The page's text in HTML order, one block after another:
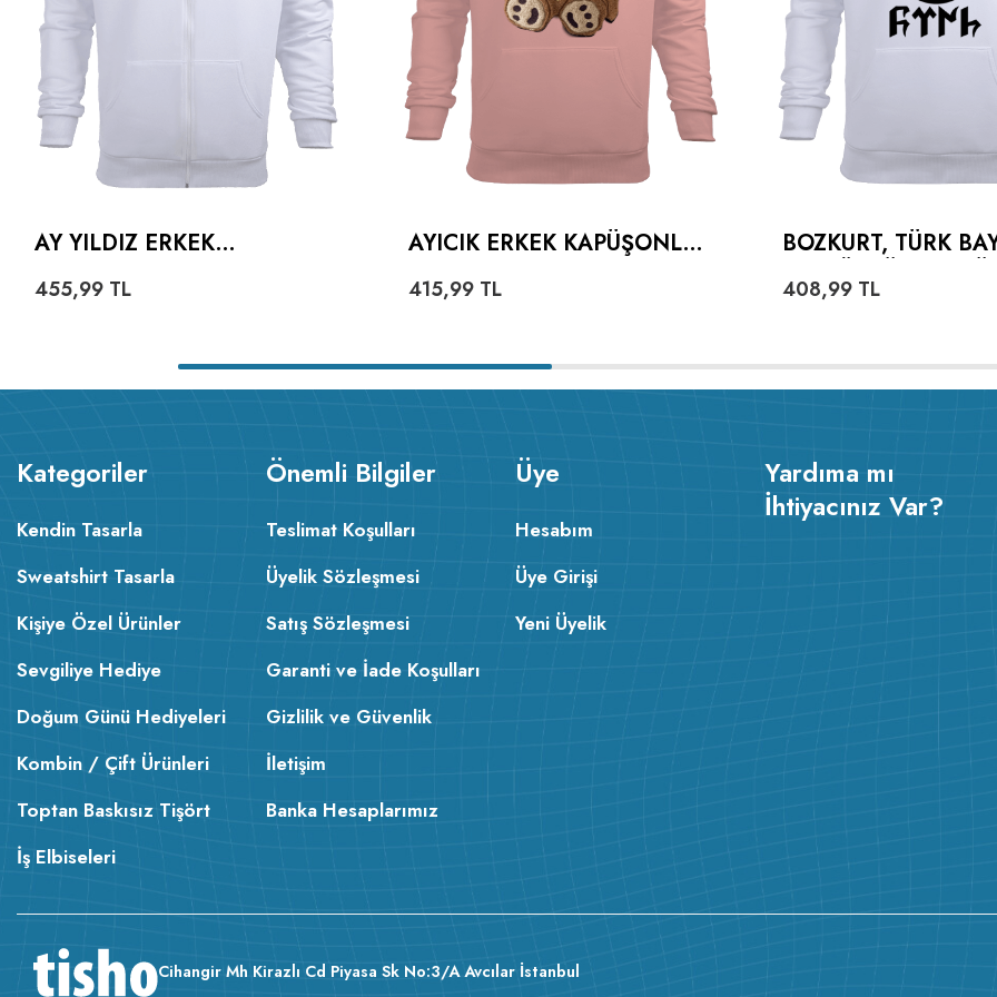
AY YILDIZ ERKEK
455,99 TL
AYICIK ERKEK KAPÜŞONLU
415,99 TL
BOZKURT, TÜRK
YAZILI ERKEK
408,99 TL
Kategoriler
Kendin Tasarla
Sweatshirt Tasarla
Kişiye Özel Ürünler
Sevgiliye Hediye
Doğum Günü Hediyeleri
Kombin / Çift Ürünleri
Toptan Baskısız Tişört
İş Elbiseleri
Önemli Bilgiler
Teslimat Koşulları
Üyelik Sözleşmesi
Satış Sözleşmesi
Garanti ve İade Koşulları
Gizlilik ve Güvenlik
İletişim
Banka Hesaplarımız
Üye
Hesabım
Üye Girişi
Yeni Üyelik
Yardıma mı
İhtiyacınız Var?
Cihangir Mh Kirazlı Cd Piyasa Sk No:3/A Avcılar İstanbul